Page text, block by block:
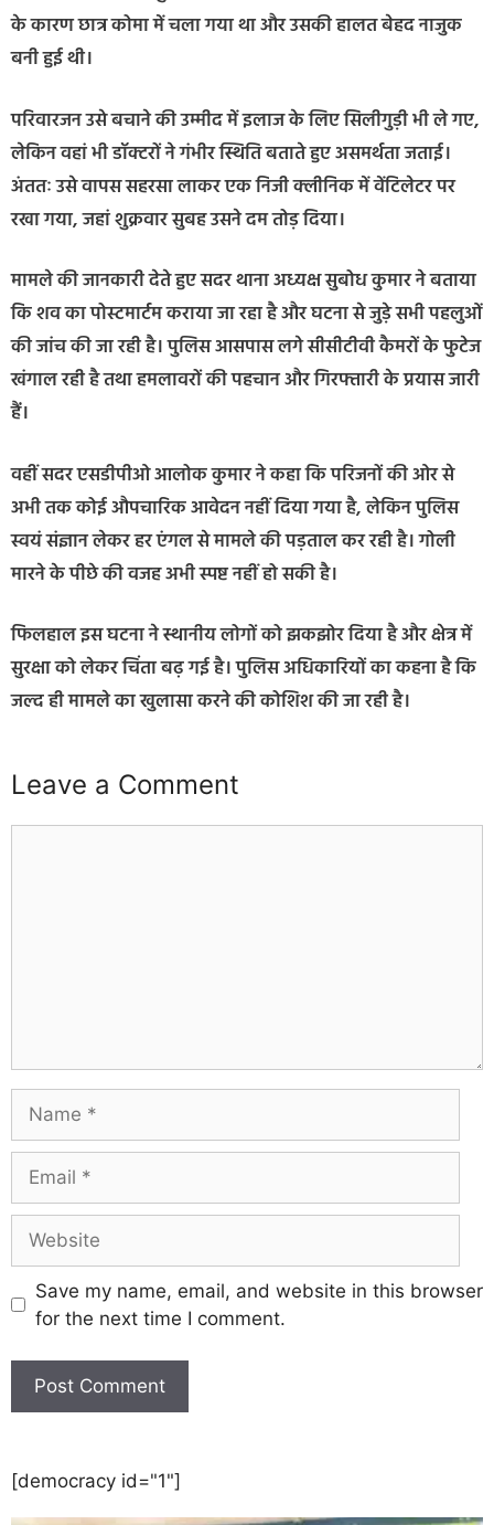
के कारण छात्र कोमा में चला गया था और उसकी हालत बेहद नाजुक
बनी हुई थी।
परिवारजन उसे बचाने की उम्मीद में इलाज के लिए सिलीगुड़ी भी ले गए,
लेकिन वहां भी डॉक्टरों ने गंभीर स्थिति बताते हुए असमर्थता जताई।
अंततः उसे वापस सहरसा लाकर एक निजी क्लीनिक में वेंटिलेटर पर
रखा गया, जहां शुक्रवार सुबह उसने दम तोड़ दिया।
मामले की जानकारी देते हुए सदर थाना अध्यक्ष सुबोध कुमार ने बताया
कि शव का पोस्टमार्टम कराया जा रहा है और घटना से जुड़े सभी पहलुओं
की जांच की जा रही है। पुलिस आसपास लगे सीसीटीवी कैमरों के फुटेज
खंगाल रही है तथा हमलावरों की पहचान और गिरफ्तारी के प्रयास जारी
हैं।
वहीं सदर एसडीपीओ आलोक कुमार ने कहा कि परिजनों की ओर से
अभी तक कोई औपचारिक आवेदन नहीं दिया गया है, लेकिन पुलिस
स्वयं संज्ञान लेकर हर एंगल से मामले की पड़ताल कर रही है। गोली
मारने के पीछे की वजह अभी स्पष्ट नहीं हो सकी है।
फिलहाल इस घटना ने स्थानीय लोगों को झकझोर दिया है और क्षेत्र में
सुरक्षा को लेकर चिंता बढ़ गई है। पुलिस अधिकारियों का कहना है कि
जल्द ही मामले का खुलासा करने की कोशिश की जा रही है।
Leave a Comment
Save my name, email, and website in this browser
for the next time I comment.
[democracy id="1"]